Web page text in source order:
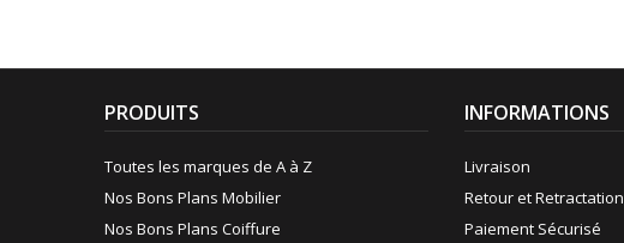
PRODUITS
Toutes les marques de A à Z
Nos Bons Plans Mobilier
Nos Bons Plans Coiffure
INFORMATIONS
Livraison
Retour et Retractation
Paiement Sécurisé